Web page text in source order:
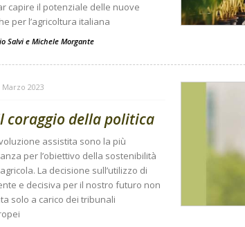
capire il potenziale delle nuove
per l’agricoltura italiana
Salvie Michele Morgante
Marzo 2023
coraggio della politica
assistita sono la più
per l’obiettivo della sostenibilità
La decisione sull’utilizzo di
e decisiva per il nostro futuro non
solo a carico dei tribunali